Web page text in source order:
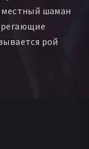
местный шаман
рой